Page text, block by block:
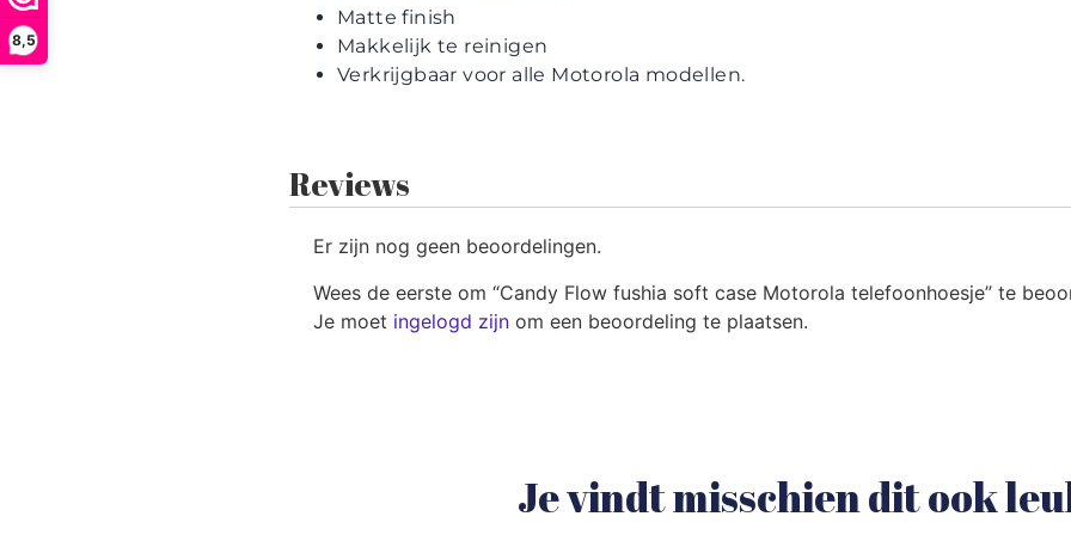
8,5
Matte finish
Makkelijk te reinigen
Verkrijgbaar voor alle Motorola modellen.
Reviews
Er zijn nog geen beoordelingen.
Wees de eerste om “Candy Flow fushia soft case Motorola telefoonhoesje” te
Je moet ingelogd zijn om een beoordeling te plaatsen.
Je vindt misschien dit ook